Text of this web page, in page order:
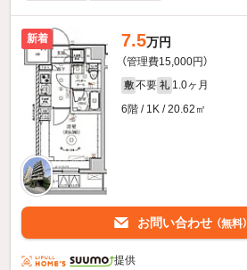
新着 7.5万円
（管理費15,000円）
敷 不要 礼 1.0ヶ月
6階 / 1K / 20.62㎡
お問い合わせ （無料）
提供